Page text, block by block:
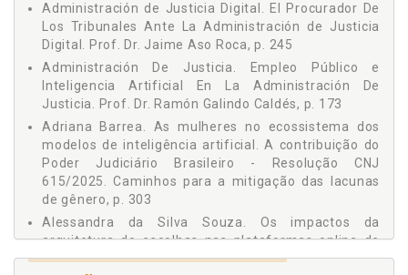
EMPLEO PÚBLICO E INTELIGENCIA ARTIFICIAL EN LA
ADMINISTRACIÓN DE JUSTICIA / PUBLIC EMPLOYMENT AND
ARTIFICIAL INTELLIGENCE IN JUSTICE ADMINISTRATION /
Prof. Dr. Ramón Galindo Caldés, p. 173
CAMPAÑA ELECTORAL E INTELIGENCIA ARTIFICIAL.
OBLIGACIONES DE TRANSPARENCIA POR PARTE DE LAS
PLATAFORMAS DIGITALES Y MOTORES DE BÚSQUEDA /
ELECTION CAMPAIGN AND ARTIFICIAL INTELINGENCE.
TRANSPARENCY OBLIGATIONS FOR DIGITAL PLATFORMS
AND SEARCH ENGINES / Prof. Dr. Jordi Barrat Esteve, p. 189
BREVES NOTAS SOBRE "TRANSFORMAÇÃO DIGITAL E
DEONTOLOGIA PROFISSIONAL" / BRIEF NOTES ON DIGITAL
TRANSFORMATION AND PROFESSIONAL ETHICS / Prof. Dr.
Gonçalo S. de Melo Bandeira, p. 203
DERECHO DE DEFENSA Y EFICIENCIA DIGITAL: CONCEPTOS,
TENDENCIAS Y PROBLEMAS / RIGHT TO DEFENSE AND
Administración de Justicia Digital. El Procurador De
Los Tribunales Ante La Administración de Justicia
Digital. Prof. Dr. Jaime Aso Roca, p. 245
Administración De Justicia. Empleo Público e
Inteligencia Artificial En La Administración De
Justicia. Prof. Dr. Ramón Galindo Caldés, p. 173
Adriana Barrea. As mulheres no ecossistema dos
modelos de inteligência artificial. A contribuição do
Poder Judiciário Brasileiro - Resolução CNJ
615/2025. Caminhos para a mitigação das lacunas
de gênero, p. 303
Alessandra da Silva Souza. Os impactos da
arquitetura de escolhas nas plataformas online de
resolução de litígios na iniciativa privada, frente à